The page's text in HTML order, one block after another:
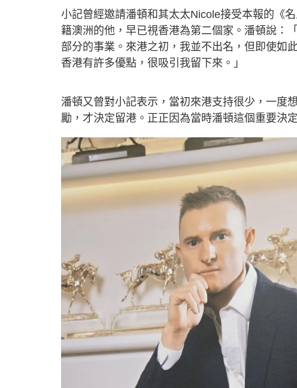
小記曾經邀請潘頓和其太太Nicole接受本報的《
籍澳洲的他，早已視香港為第二個家。潘頓說：
部分的事業。來港之初，我並不出名，但即使如
香港有許多優點，很吸引我留下來。」
潘頓又曾對小記表示，當初來港支持很少，一度
勵，才決定留港。正正因為當時潘頓這個重要決